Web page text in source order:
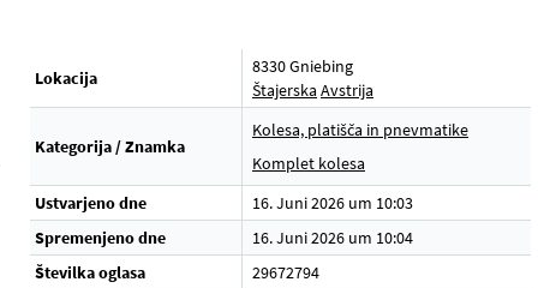
Lokacija
8330 Gniebing
Štajerska Avstrija
Kategorija / Znamka
Kolesa, platišča in pnevmatike
Komplet kolesa
Ustvarjeno dne
16. Juni 2026 um 10:03
Spremenjeno dne
16. Juni 2026 um 10:04
Številka oglasa
29672794